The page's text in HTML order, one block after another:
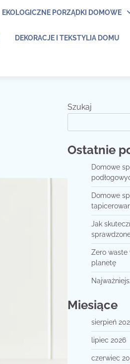
EKOLOGICZNE PORZĄDKI DOMOWE
DEKORACJE I TEKSTYLIA DOMU
Szukaj
Ostatnie
Domowe
Domowe
Jak
Zero waste
planetę
Miesiące
sierpień
lipiec 2026
czerwiec